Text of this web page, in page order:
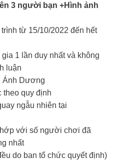
3 người bạn +Hình ảnh
từ 15/10/2022 đến hết
1 lần duy nhất và không
luận
Ánh Dương
quy định
ngẫu nhiên tại
với số người chơi đã
nhất
do ban tổ chức quyết định)